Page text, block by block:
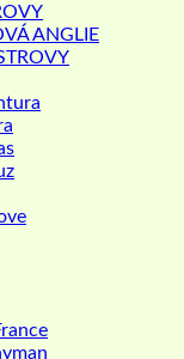
ANGLIE